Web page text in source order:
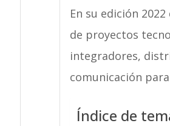
En su edición
de proyectos
integradores,
comunicación
Índice de